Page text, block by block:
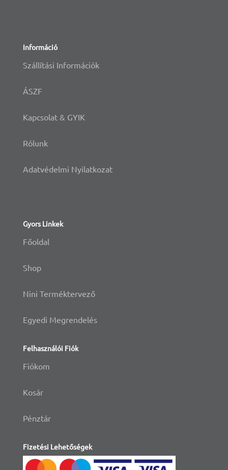
Információ
Szállítási Információk
ÁSZF
Kapcsolat & GYIK
Rólunk
Adatvédelmi Nyilatkozat
Gyors Linkek
Főoldal
Shop
Nini Terméktervező
Egyedi Megrendelés
Felhasználói Fiók
Fiókom
Kosár
Pénztár
Fizetési Lehetőségek